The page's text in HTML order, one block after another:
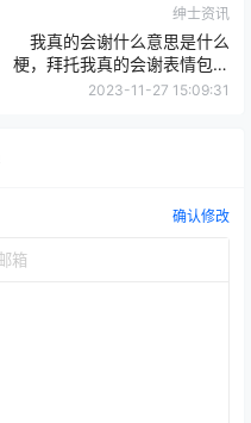
绅士资讯
我真的会谢什么意思是什么
梗，拜托我真的会谢表情包来
源出处
2023-11-27 15:09:31
确认修改